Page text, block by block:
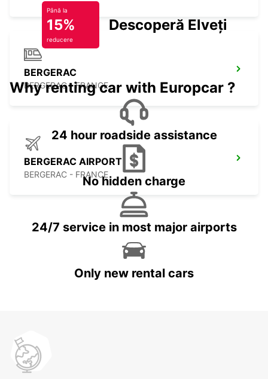
BERGERAC
BERGERAC - FRANCE
BERGERAC AIRPORT
BERGERAC - FRANCE
Până la
15%
reducere
Descoperă Elveția
Why renting car with Europcar ?
24 hour roadside assistance
No hidden charge
24/7 service in most major airports
Only new rental cars